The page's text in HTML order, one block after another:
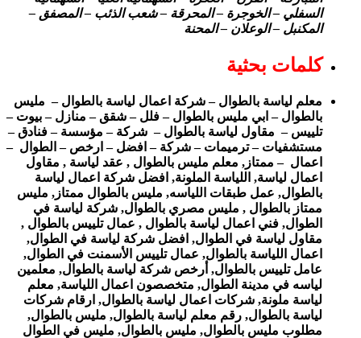
السفلي – الخوجرة – المحرقة – شعب الذئب – المصفق –
المكنبل – الوعلان – المحنة
كلمات بحثية
معلم لياسة بالطوال – شركة اعمال لياسة بالطوال – مليس
بالطوال – ابي مليس بالطوال – فلل – شقق – منازل – بيوت –
تلييس – مقاول لياسة بالطوال – شركة – مؤسسة – فنادق –
مستشفيات – ترميمات – شركة – افضل – ارخص – الطوال –
اعمال – ممتاز, معلم مليس بالطوال , عقد لياسة , مقاول
اعمال لياسة, اللياسة الملونة, افضل شركة اعمال لياسة
بالطوال, عمل طبقات اللياسه, مليس بالطوال ممتاز, مليس
ممتاز بالطوال , مليس مصري بالطوال, شركة لياسة في
الطوال, فني اعمال لياسة بالطوال , عمال تلييس بالطوال ,
مقاول لياسة في الطوال, افضل شركة لياسة في الطوال,
اعمال اللياسة بالطوال, عمال تلييس الأسمنت في الطوال,
عامل تلييس بالطوال, أرخص شركة لياسة بالطوال, معلمين
لياسه في مدينة الطوال, متخصصون اعمال اللياسة, معلم
لياسة ملونة, شركات اعمال لياسة بالطوال, ارقام شركات
لياسة بالطوال, رقم معلم لياسة بالطوال, مليس بالطوال,
مطلوب مليس بالطوال, مليس بالطوال, مليس في الطوال